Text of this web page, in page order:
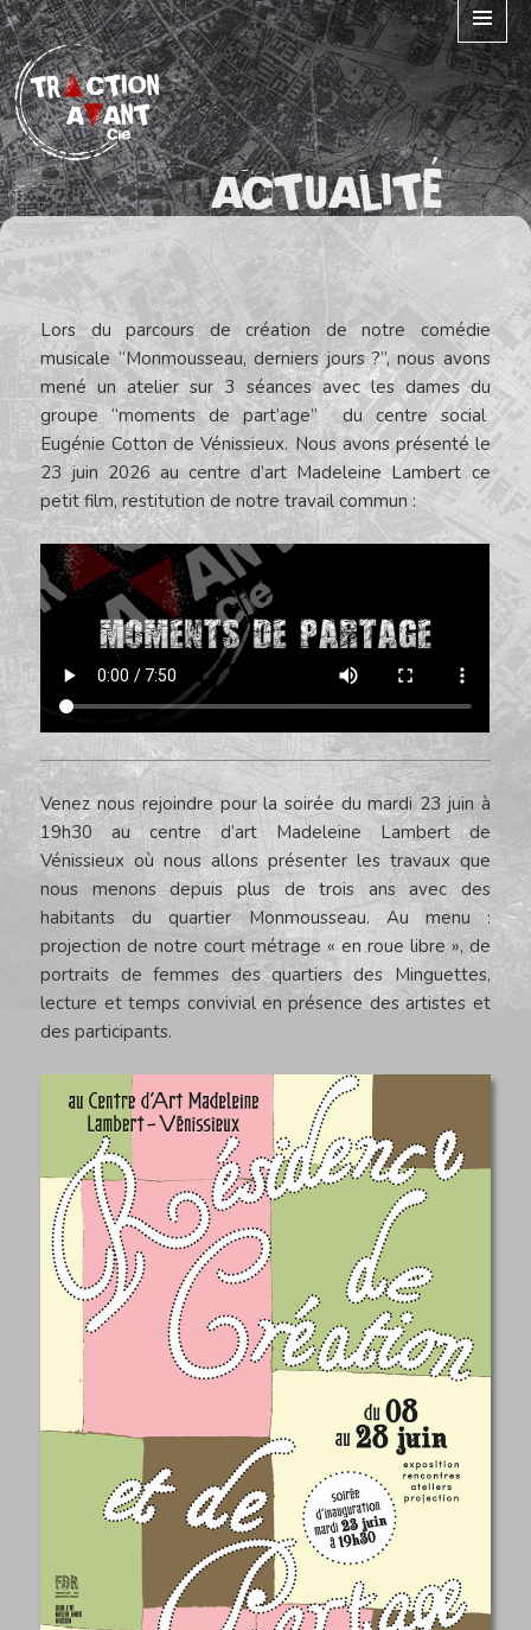
MENU
ET
WIDGETS
ACTUALITÉ
Lors du parcours de création de notre comédie
musicale “Monmousseau, derniers jours ?”, nous avons
mené un atelier sur 3 séances avec les dames du
groupe “moments de part’age” du centre social
Eugénie Cotton de Vénissieux. Nous avons présenté le
23 juin 2026 au centre d’art Madeleine Lambert ce
petit film, restitution de notre travail commun :
Venez nous rejoindre pour la soirée du mardi 23 juin à
19h30 au centre d’art Madeleine Lambert de
Vénissieux où nous allons présenter les travaux que
nous menons depuis plus de trois ans avec des
habitants du quartier Monmousseau. Au menu :
projection de notre court métrage « en roue libre », de
portraits de femmes des quartiers des Minguettes,
lecture et temps convivial en présence des artistes et
des participants.